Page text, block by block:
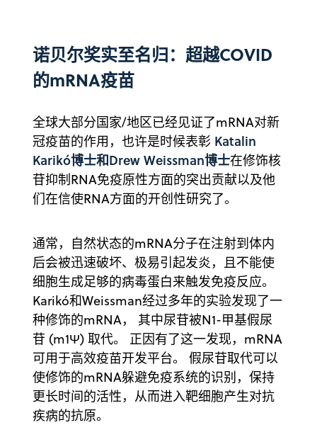
诺贝尔奖实至名归：超越COVID
的mRNA疫苗
全球大部分国家/地区已经见证了mRNA对新
冠疫苗的作用，也许是时候表彰 Katalin
Karikó博士和Drew Weissman博士在修饰核
苷抑制RNA免疫原性方面的突出贡献以及他
们在信使RNA方面的开创性研究了。
通常，自然状态的mRNA分子在注射到体内
后会被迅速破坏、极易引起发炎，且不能使
细胞生成足够的病毒蛋白来触发免疫反应。
Karikó和Weissman经过多年的实验发现了一
种修饰的mRNA， 其中尿苷被N1-甲基假尿
苷 (m1Ψ) 取代。 正因有了这一发现，mRNA
可用于高效疫苗开发平台。 假尿苷取代可以
使修饰的mRNA躲避免疫系统的识别，保持
更长时间的活性，从而进入靶细胞产生对抗
疾病的抗原。